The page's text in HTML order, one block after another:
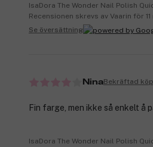
IsaDora The Wonder Nail Polish
Recensionen skrevs av Vaarin för
Se översättning
NinaBekräftad
Fin farge, men ikke så enkelt å
IsaDora The Wonder Nail Polish